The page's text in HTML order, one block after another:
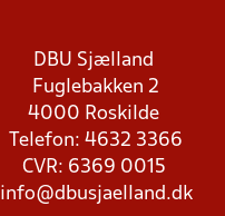
DBU Sjælland
Fuglebakken 2
4000 Roskilde
Telefon: 4632 3366
CVR: 6369 0015
info@dbusjaelland.dk